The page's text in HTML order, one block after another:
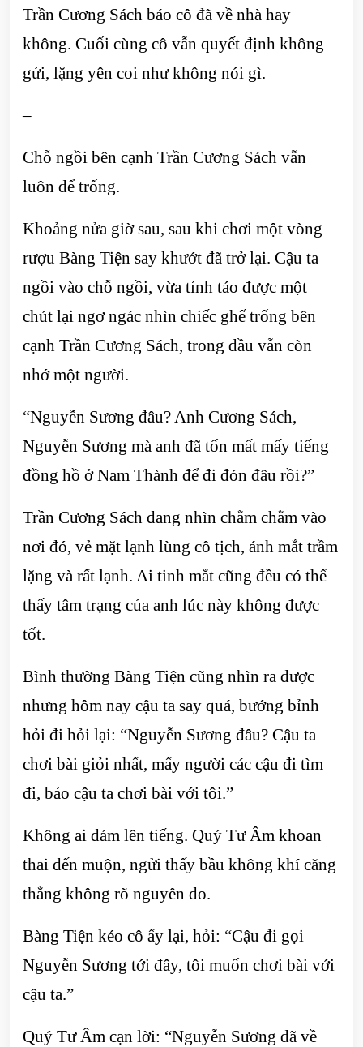
Trần Cương Sách báo cô đã về nhà hay
không. Cuối cùng cô vẫn quyết định không
gửi, lặng yên coi như không nói gì.
–
Chỗ ngồi bên cạnh Trần Cương Sách vẫn
luôn để trống.
Khoảng nửa giờ sau, sau khi chơi một vòng
rượu Bàng Tiện say khướt đã trở lại. Cậu ta
ngồi vào chỗ ngồi, vừa tỉnh táo được một
chút lại ngơ ngác nhìn chiếc ghế trống bên
cạnh Trần Cương Sách, trong đầu vẫn còn
nhớ một người.
“Nguyễn Sương đâu? Anh Cương Sách,
Nguyễn Sương mà anh đã tốn mất mấy tiếng
đồng hồ ở Nam Thành để đi đón đâu rồi?”
Trần Cương Sách đang nhìn chằm chằm vào
nơi đó, vẻ mặt lạnh lùng cô tịch, ánh mắt trầm
lặng và rất lạnh. Ai tinh mắt cũng đều có thể
thấy tâm trạng của anh lúc này không được
tốt.
Bình thường Bàng Tiện cũng nhìn ra được
nhưng hôm nay cậu ta say quá, bướng bỉnh
hỏi đi hỏi lại: “Nguyễn Sương đâu? Cậu ta
chơi bài giỏi nhất, mấy người các cậu đi tìm
đi, bảo cậu ta chơi bài với tôi.”
Không ai dám lên tiếng. Quý Tư Âm khoan
thai đến muộn, ngửi thấy bầu không khí căng
thẳng không rõ nguyên do.
Bàng Tiện kéo cô ấy lại, hỏi: “Cậu đi gọi
Nguyễn Sương tới đây, tôi muốn chơi bài với
cậu ta.”
Quý Tư Âm cạn lời: “Nguyễn Sương đã về